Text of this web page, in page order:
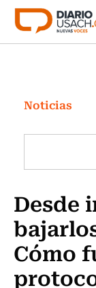
Click acá para
Investigación
Cultura
Programas
Noticias
Desde
Cómo